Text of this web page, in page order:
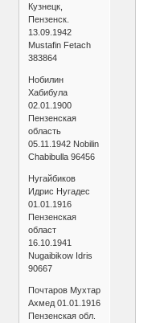
Кузнецк,
Пензенск.
13.09.1942
Mustafin Fetach
383864
Нобилин
Хабибула
02.01.1900
Пензенская
область
05.11.1942 Nobilin
Chabibulla 96456
Нугайбиков
Идрис Нугадес
01.01.1916
Пензенская
област
16.10.1941
Nugaibikow Idris
90667
Почтаров Мухтар
Ахмед 01.01.1916
Пензенская обл.